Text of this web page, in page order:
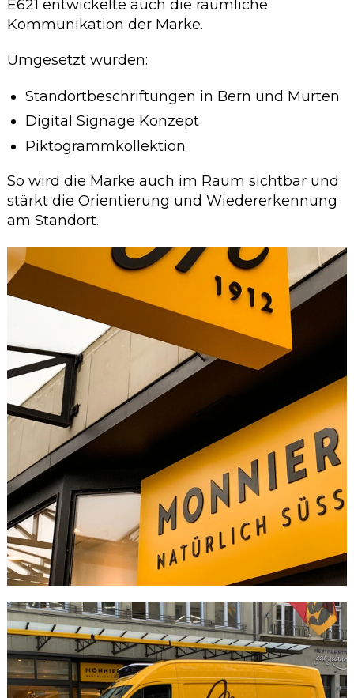
E621 entwickelte auch die räumliche
Kommunikation der Marke.
Umgesetzt wurden:
Standortbeschriftungen in Bern und Murten
Digital Signage Konzept
Piktogrammkollektion
So wird die Marke auch im Raum sichtbar und
stärkt die Orientierung und Wiedererkennung
am Standort.